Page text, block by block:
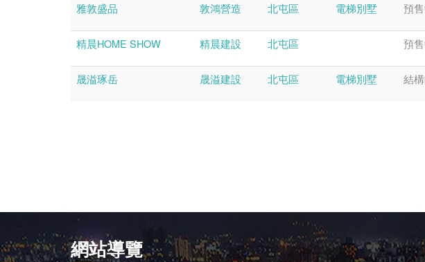
雅敦盛品 敦鴻營造 北屯區 電梯別墅 預
精晨HOME SHOW 精晨建設 北屯區 預
晟溢琢岳 晟溢建設 北屯區 電梯別墅 結
網站導覽